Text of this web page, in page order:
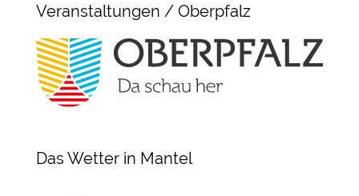
Veranstaltungen / Oberpfalz
Das Wetter in Mantel